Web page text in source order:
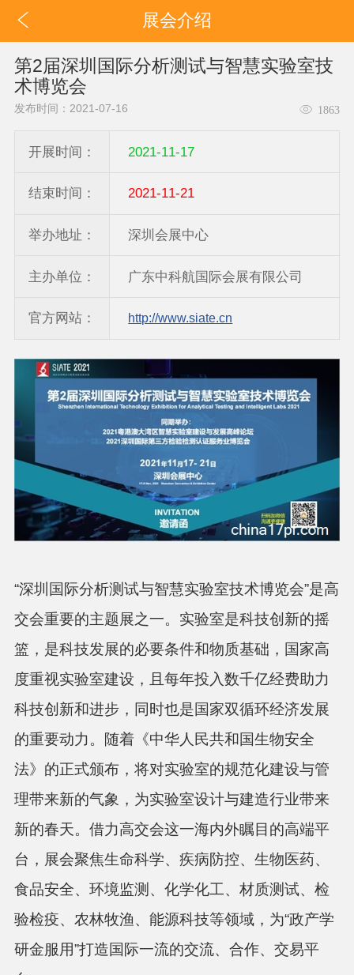
展会介绍
第2届深圳国际分析测试与智慧实验室技
术博览会
发布时间：2021-07-16 1863
开展时间： 2021-11-17
结束时间： 2021-11-21
举办地址： 深圳会展中心
主办单位： 广东中科航国际会展有限公司
官方网站： http://www.siate.cn
“深圳国际分析测试与智慧实验室技术博览会”是高
交会重要的主题展之一。实验室是科技创新的摇
篮，是科技发展的必要条件和物质基础，国家高
度重视实验室建设，且每年投入数千亿经费助力
科技创新和进步，同时也是国家双循环经济发展
的重要动力。随着《中华人民共和国生物安全
法》的正式颁布，将对实验室的规范化建设与管
理带来新的气象，为实验室设计与建造行业带来
新的春天。借力高交会这一海内外瞩目的高端平
台，展会聚焦生命科学、疾病防控、生物医药、
食品安全、环境监测、化学化工、材质测试、检
验检疫、农林牧渔、能源科技等领域，为“政产学
研金服用”打造国际一流的交流、合作、交易平